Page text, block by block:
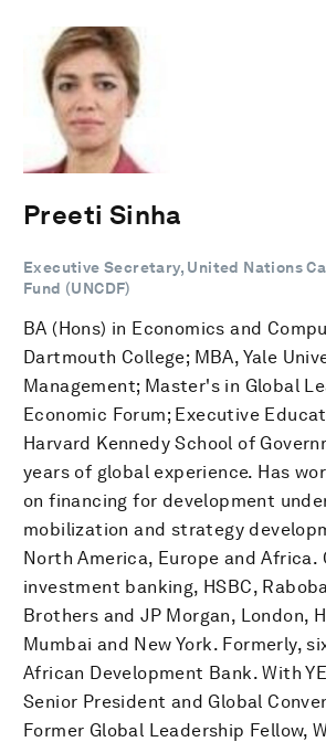
Preeti Sinha
Executive Secretary, United Nations
Fund (UNCDF)
BA (Hons) in Economics and
Dartmouth College; MBA, Yale
Management; Master's in Global
Economic Forum; Executive
Harvard Kennedy School of
years of global experience. Has
on financing for development
mobilization and strategy
North America, Europe and Africa.
investment banking, HSBC,
Brothers and JP Morgan, London,
Mumbai and New York. Formerly,
African Development Bank. With
Senior President and Global
Former Global Leadership Fellow,